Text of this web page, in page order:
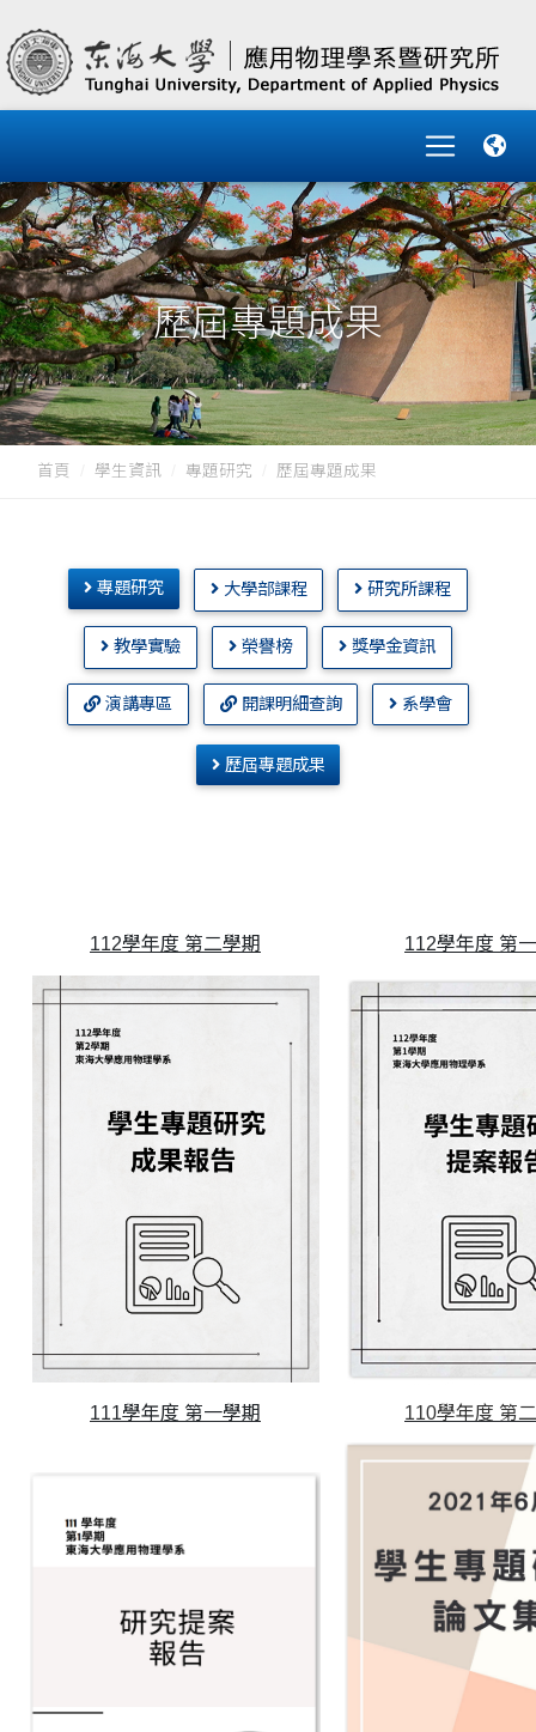
歷屆專題成果
首頁 學生資訊 專題研究 歷屆專題成果
專題研究 大學部課程 研究所課程
教學實驗 榮譽榜 獎學金資訊
演講專區 開課明細查詢 系學會
歷屆專題成果
112學年度 第二學期 112學年度 第
111學年度 第一學期 110學年度 第